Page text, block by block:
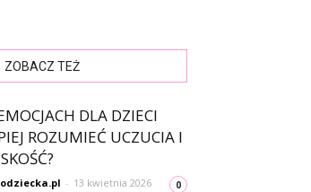
ZOBACZ TEŻ
DLA DZIECI
ROZUMIEĆ UCZUCIA I
- 13 kwietnia 2026 0